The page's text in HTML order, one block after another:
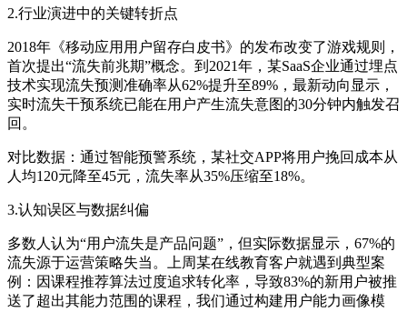
2.行业演进中的关键转折点
2018年《移动应用用户留存白皮书》的发布改变了游戏规则，
首次提出“流失前兆期”概念。到2021年，某SaaS企业通过埋点
技术实现流失预测准确率从62%提升至89%，最新动向显示，
实时流失干预系统已能在用户产生流失意图的30分钟内触发召
回。
对比数据：通过智能预警系统，某社交APP将用户挽回成本从
人均120元降至45元，流失率从35%压缩至18%。
3.认知误区与数据纠偏
多数人认为“用户流失是产品问题”，但实际数据显示，67%的
流失源于运营策略失当。上周某在线教育客户就遇到典型案
例：因课程推荐算法过度追求转化率，导致83%的新用户被推
送了超出其能力范围的课程，我们通过构建用户能力画像模